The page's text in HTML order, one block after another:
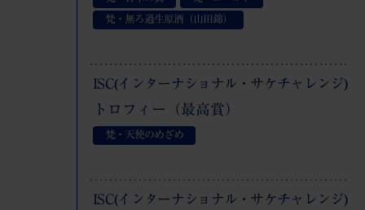
梵・無ろ過生原酒（山田錦）
ISC(インターナショナル・サケチャレンジ)
トロフィー（最高賞）
梵・天使のめざめ
ISC(インターナショナル・サケチャレンジ)